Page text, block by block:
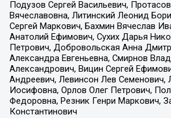
Подузов Сергей Васильевич,
Вячеславовна, Литинский Леонид
Сергей Маркович, Бахмин Вячеслав
Анатолий Ефимович, Сухих Дарья
Петрович, Добровольская Анна
Александра Евгеньевна, Смирнов
Александрович, Вицин Сергей
Андреевич, Левинсон Лев Семенович,
Иосифовна, Орлов Олег Петрович,
Федоровна, Резник Генри Маркович,
Константинович